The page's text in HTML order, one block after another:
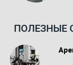
ПОЛЕЗНЫЕ